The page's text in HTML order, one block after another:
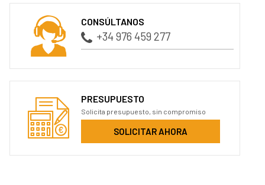
CONSÚLTANOS
+34 976 459 277
PRESUPUESTO
Solicita presupuesto, sin compromiso
SOLICITAR AHORA